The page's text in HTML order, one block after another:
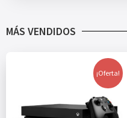
MÁS VENDIDOS
¡Oferta!